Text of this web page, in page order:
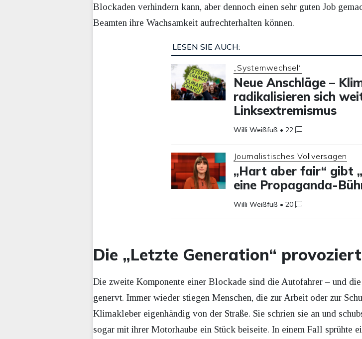
Blockaden verhindern kann, aber dennoch einen sehr guten Job
Beamten ihre Wachsamkeit aufrechterhalten können.
LESEN SIE AUCH:
„Systemwechsel“
Neue Anschläge –
radikalisieren sich
Linksextremismus
Willi Weißfuß •22
Journalistisches Vollversagen
„Hart aber fair“ gibt
eine Propaganda-
Willi Weißfuß •20
Die „Letzte Generation“
Die zweite Komponente einer Blockade sind die Autofahrer – und
genervt. Immer wieder stiegen Menschen, die zur Arbeit oder zur
Klimakleber eigenhändig von der Straße. Sie schrien sie an und
sogar mit ihrer Motorhaube ein Stück beiseite. In einem Fall sprühte